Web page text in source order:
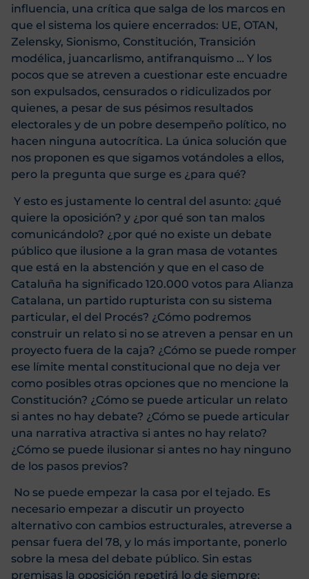
influencia, una crítica que salga de los marcos en
que el sistema los quiere encerrados: UE, OTAN,
Zelensky, Sionismo, Constitución, Transición
modélica, juancarlismo, antifranquismo … Y los
pocos que se atreven a cuestionar este encuadre
son expulsados, censurados o ridiculizados por
quienes, a pesar de sus pésimos resultados
electorales y de un pobre desempeño político, no
hacen ninguna autocrítica. La única solución que
nos proponen es que sigamos votándoles a ellos,
pero la pregunta que surge es ¿para qué?
Y esto es justamente lo central del asunto: ¿qué
quiere la oposición? y ¿por qué son tan malos
comunicándolo? ¿por qué no existe un debate
público que ilusione a la gran masa de votantes
que está en la abstención y que en el caso de
Cataluña ha significado 120.000 votos para Alianza
Catalana, un partido rupturista con su sistema
particular, el del Procés? ¿Cómo podremos
construir un relato si no se atreven a pensar en un
proyecto fuera de la caja? ¿Cómo se puede romper
ese límite mental constitucional que no deja ver
como posibles otras opciones que no mencione la
Constitución? ¿Cómo se puede articular un relato
si antes no hay debate? ¿Cómo se puede articular
una narrativa atractiva si antes no hay relato?
¿Cómo se puede ilusionar si antes no hay ninguno
de los pasos previos?
No se puede empezar la casa por el tejado. Es
necesario empezar a discutir un proyecto
alternativo con cambios estructurales, atreverse a
pensar fuera del 78, y lo más importante, ponerlo
sobre la mesa del debate público. Sin estas
premisas la oposición repetirá lo de siempre: